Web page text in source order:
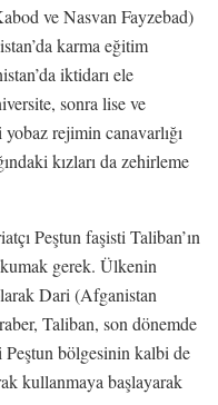
ve Nasvan Fayzebad)
karma eğitim
iktidarı ele
sonra lise ve
rejimin canavarlığı
kızları da zehirleme
Peştun faşisti Taliban’ın
gerek. Ülkenin
Dari (Afganistan
Taliban, son dönemde
Peştun bölgesinin kalbi de
kullanmaya başlayarak